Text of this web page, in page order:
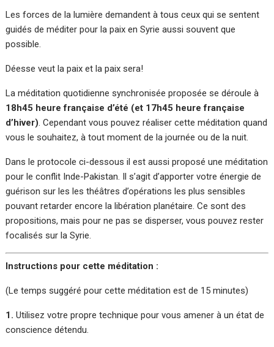
Les forces de la lumière demandent à tous ceux qui se sentent
guidés de méditer pour la paix en Syrie aussi souvent que
possible.
Déesse veut la paix et la paix sera!
La méditation quotidienne synchronisée proposée se déroule à
18h45 heure française d’été (et 17h45 heure française
d’hiver). Cependant vous pouvez réaliser cette méditation quand
vous le souhaitez, à tout moment de la journée ou de la nuit.
Dans le protocole ci-dessous il est aussi proposé une méditation
pour le conflit Inde-Pakistan. Il s’agit d’apporter votre énergie de
guérison sur les les théâtres d’opérations les plus sensibles
pouvant retarder encore la libération planétaire. Ce sont des
propositions, mais pour ne pas se disperser, vous pouvez rester
focalisés sur la Syrie.
Instructions pour cette méditation :
(Le temps suggéré pour cette méditation est de 15 minutes)
1. Utilisez votre propre technique pour vous amener à un état de
conscience détendu.